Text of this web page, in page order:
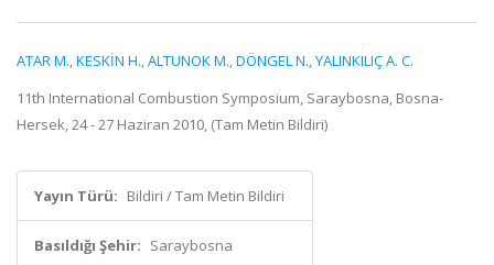
ATAR M.,KESKİN H.,ALTUNOK M.,DÖNGEL N.,YALINKILIÇ A. C.
11th International Combustion Symposium, Saraybosna, Bosna-
Hersek, 24 - 27 Haziran 2010, (Tam Metin Bildiri)
Yayın Türü: Bildiri / Tam Metin Bildiri
Basıldığı Şehir: Saraybosna